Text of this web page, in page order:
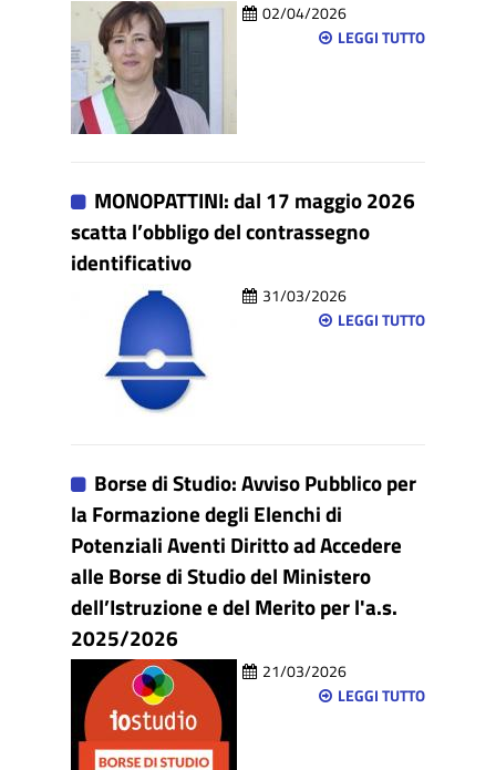
02/04/2026
LEGGI TUTTO
MONOPATTINI: dal 17 maggio 2026
scatta l’obbligo del contrassegno
identificativo
31/03/2026
LEGGI TUTTO
Borse di Studio: Avviso Pubblico per
la Formazione degli Elenchi di
Potenziali Aventi Diritto ad Accedere
alle Borse di Studio del Ministero
dell’Istruzione e del Merito per l'a.s.
2025/2026
21/03/2026
LEGGI TUTTO